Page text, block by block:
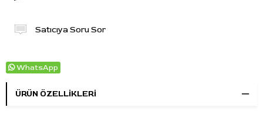
Satıcıya Soru Sor
WhatsApp
ÜRÜN ÖZELLIKLERI